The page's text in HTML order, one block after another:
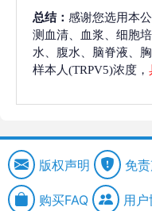
总结： 感谢您选用本
测血清、血浆、细胞
水、腹水、脑脊液、
样本人(TRPV5)浓度，
版权声明 免
购买FAQ 用